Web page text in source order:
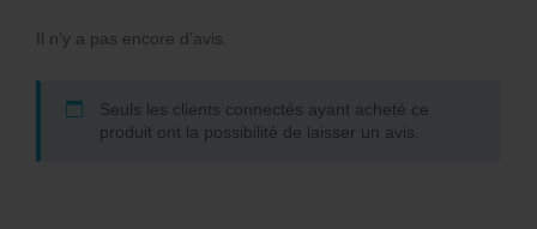
Il n’y a pas encore d’avis.
Seuls les clients connectés ayant acheté ce
produit ont la possibilité de laisser un avis.